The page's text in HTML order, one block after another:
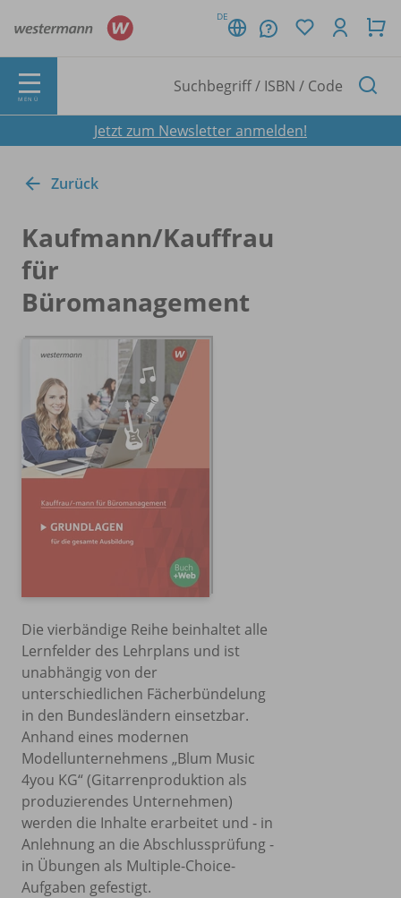
DE
MENÜ
Jetzt zum Newsletter anmelden!
Zurück
Kaufmann/Kauffrau
für
Büromanagement
Die vierbändige Reihe beinhaltet alle
Lernfelder des Lehrplans und ist
unabhängig von der
unterschiedlichen Fächerbündelung
in den Bundesländern einsetzbar.
Anhand eines modernen
Modellunternehmens „Blum Music
4you KG“ (Gitarrenproduktion als
produzierendes Unternehmen)
werden die Inhalte erarbeitet und - in
Anlehnung an die Abschlussprüfung -
in Übungen als Multiple-Choice-
Aufgaben gefestigt.